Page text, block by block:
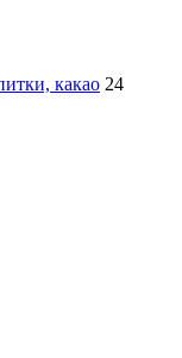
какао 24